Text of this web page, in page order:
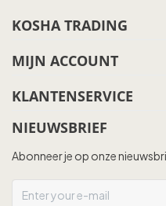
KOSHA TRADING
MIJN ACCOUNT
KLANTENSERVICE
NIEUWSBRIEF
Abonneer je op onze